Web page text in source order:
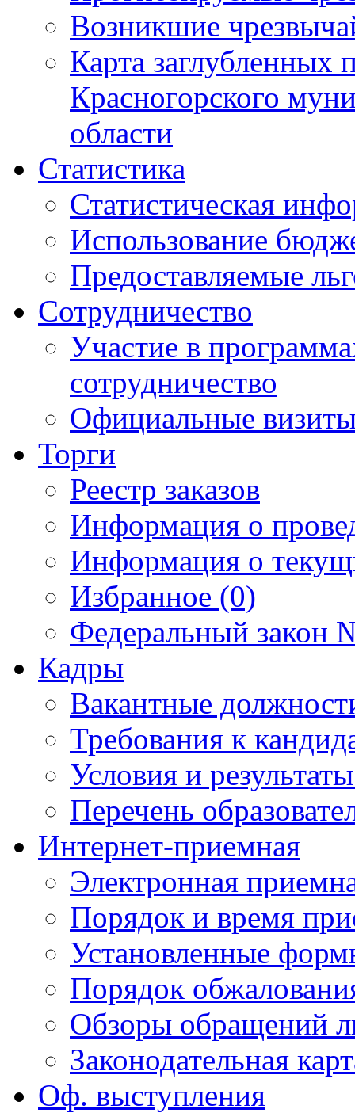
Возникшие
Карта
Красногорского
области
Статистика
Статистическая
Использование
Предоставляемые
Сотрудничество
Участие в
сотрудничество
Официальные
Торги
Реестр заказов
Информация о
Информация о
Избранное (0)
Федеральный закон
Кадры
Вакантные
Требования к
Условия и
Перечень
Интернет-приемная
Электронная
Порядок и время
Установленные
Порядок
Обзоры обращений
Законодательная
Оф. выступления